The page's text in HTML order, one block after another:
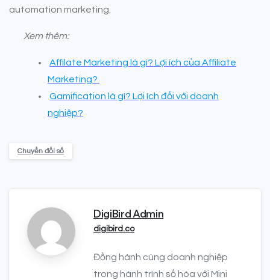
automation marketing.
Xem thêm:
Affilate Marketing là gì? Lợi ích của Affiliate
Marketing?
Gamification là gì? Lợi ích đối với doanh
nghiệp?
Chuyển đổi số
DigiBird Admin
digibird.co
Đồng hành cùng doanh nghiệp
trong hành trình số hóa với Mini